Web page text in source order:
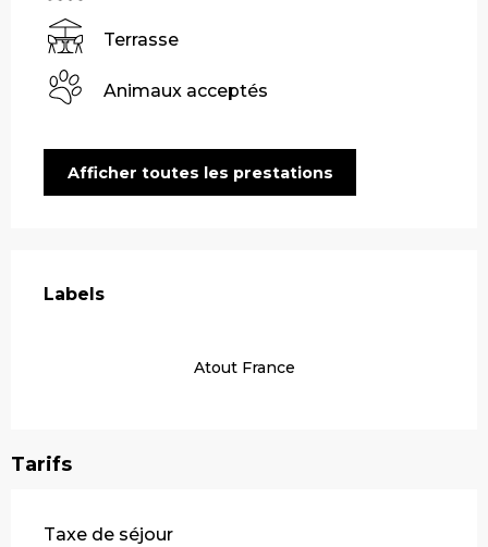
Terrasse
Animaux acceptés
Afficher toutes les prestations
Labels
Labels
Atout France
Tarifs
Tarifs 2026
Taxe de séjour